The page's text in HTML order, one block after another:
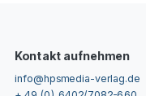
Kontakt aufnehmen
info@hpsmedia-verlag.de